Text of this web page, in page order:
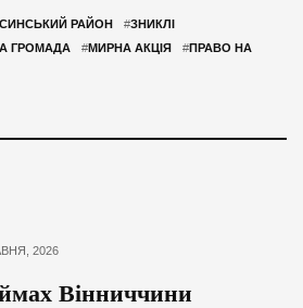
РАЙОН #ЗНИКЛІ
ГРОМАДА #МИРНА АКЦІЯ #ПРАВО НА
2026
Вінниччини